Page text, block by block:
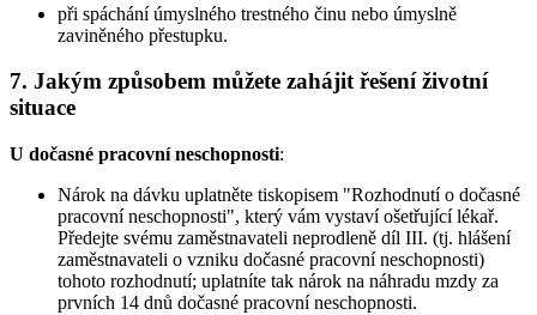
při spáchání úmyslného trestného činu nebo úmyslně
zaviněného přestupku.
7. Jakým způsobem můžete zahájit řešení životní
situace
U dočasné pracovní neschopnosti:
Nárok na dávku uplatněte tiskopisem "Rozhodnutí o dočasné
pracovní neschopnosti", který vám vystaví ošetřující lékař.
Předejte svému zaměstnavateli neprodleně díl III. (tj. hlášení
zaměstnavateli o vzniku dočasné pracovní neschopnosti)
tohoto rozhodnutí; uplatníte tak nárok na náhradu mzdy za
prvních 14 dnů dočasné pracovní neschopnosti.